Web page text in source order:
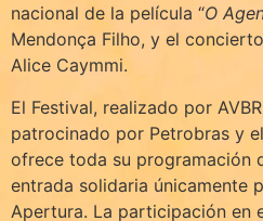
nacional de la película “O
Mendonça Filho, y el concierto
Alice Caymmi.
El Festival, realizado por
patrocinado por Petrobras y
ofrece toda su programación
entrada solidaria únicamente
Apertura. La participación en